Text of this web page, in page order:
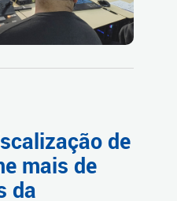
de
mais de
da